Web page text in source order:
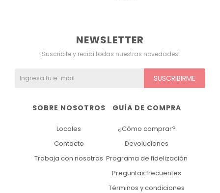
GUÍA DE COMPRA
¿Cómo comprar?
Devoluciones
Programa de fidelización
Preguntas frecuentes
Términos y condiciones
SOBRE NOSOTROS
Locales
Contacto
Trabaja con nosotros
NEWSLETTER
¡Suscribite y recibí todas nuestras novedades!
SUSCRIBIRME